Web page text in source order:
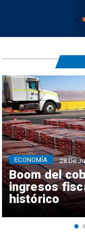
Boom del
ingresos
histórico
ECONOMÍA 28 De